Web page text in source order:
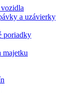
a uzávierky
poriadky
majetku